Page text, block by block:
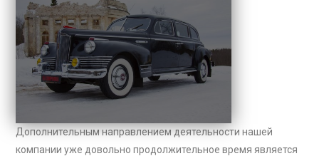
Дополнительным направлением деятельности нашей
компании уже довольно продолжительное время является